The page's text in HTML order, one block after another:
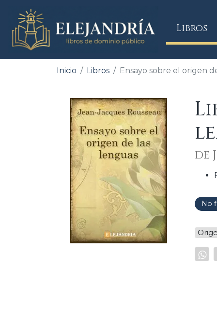
Libros
Inicio Libros Ensayo sobre el origen
de
No